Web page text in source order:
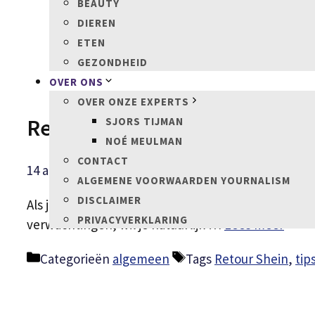
BEAUTY
DIEREN
ETEN
GEZONDHEID
OVER ONS
OVER ONZE EXPERTS
SJORS TIJMAN
NOÉ MEULMAN
CONTACT
ALGEMENE VOORWAARDEN YOURNALISM
DISCLAIMER
PRIVACYVERKLARING
Retour Shein: Hoeveel dagen
14 april 2025 door
Als je net een bestelling hebt geplaatst bij Shein
verwachtingen, wil je natuurlijk …
Categorieën algemeen Tags Retour Shein,